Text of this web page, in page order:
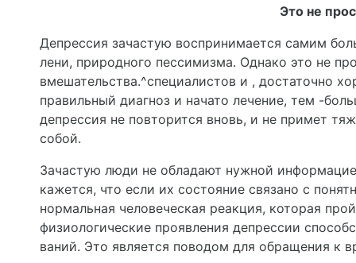
Это не
Депрессия зачастую воспри­нимается самим
лени, при­родного пессимизма. Однако это не
вмешательства.^специалистов и , достаточно
правильный диагноз и начато лечение, тем -
депрессия не повторит­ся вновь, и не примет
собой.
Зачастую люди не обладают нужной
кажется, что если их состояние связано с
нормальная человеческая реак­ция, которая
физиологические проявления депрессии
ваний. Это является поводом для обращения к